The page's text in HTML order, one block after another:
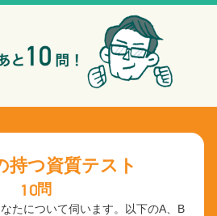
持つ資質テスト
問
たについて伺います。以下のA、B